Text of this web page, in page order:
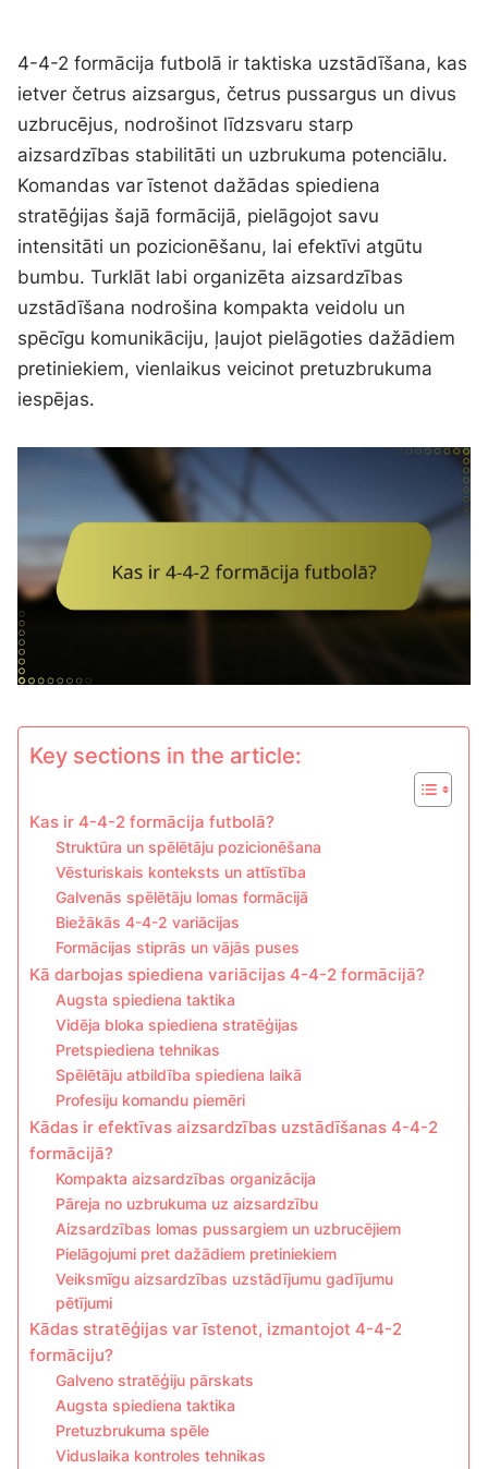
4-4-2 formācija futbolā ir taktiska uzstādīšana, kas
ietver četrus aizsargus, četrus pussargus un divus
uzbrucējus, nodrošinot līdzsvaru starp
aizsardzības stabilitāti un uzbrukuma potenciālu.
Komandas var īstenot dažādas spiediena
stratēģijas šajā formācijā, pielāgojot savu
intensitāti un pozicionēšanu, lai efektīvi atgūtu
bumbu. Turklāt labi organizēta aizsardzības
uzstādīšana nodrošina kompakta veidolu un
spēcīgu komunikāciju, ļaujot pielāgoties dažādiem
pretiniekiem, vienlaikus veicinot pretuzbrukuma
iespējas.
Key sections in the article:
Kas ir 4-4-2 formācija futbolā?
Struktūra un spēlētāju pozicionēšana
Vēsturiskais konteksts un attīstība
Galvenās spēlētāju lomas formācijā
Biežākās 4-4-2 variācijas
Formācijas stiprās un vājās puses
Kā darbojas spiediena variācijas 4-4-2 formācijā?
Augsta spiediena taktika
Vidēja bloka spiediena stratēģijas
Pretspiediena tehnikas
Spēlētāju atbildība spiediena laikā
Profesiju komandu piemēri
Kādas ir efektīvas aizsardzības uzstādīšanas 4-4-2
formācijā?
Kompakta aizsardzības organizācija
Pāreja no uzbrukuma uz aizsardzību
Aizsardzības lomas pussargiem un uzbrucējiem
Pielāgojumi pret dažādiem pretiniekiem
Veiksmīgu aizsardzības uzstādījumu gadījumu
pētījumi
Kādas stratēģijas var īstenot, izmantojot 4-4-2
formāciju?
Galveno stratēģiju pārskats
Augsta spiediena taktika
Pretuzbrukuma spēle
Viduslaika kontroles tehnikas